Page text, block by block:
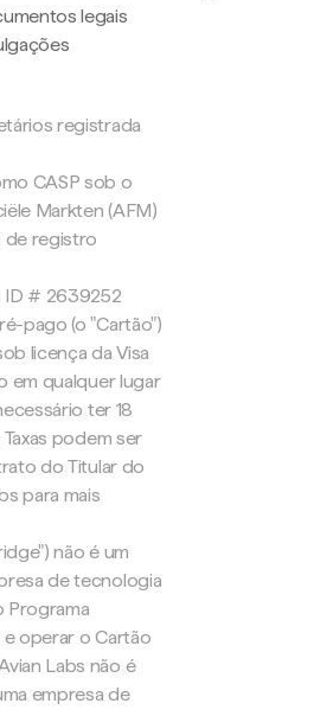
legais
registrada
CASP sob o
Markten (AFM)
de registro
ID # 2639252
pago (o "Cartão")
licença da Visa
em qualquer lugar
ter 18
podem ser
do Titular do
para mais
não é um
de tecnologia
Programa
operar o Cartão
Labs não é
empresa de